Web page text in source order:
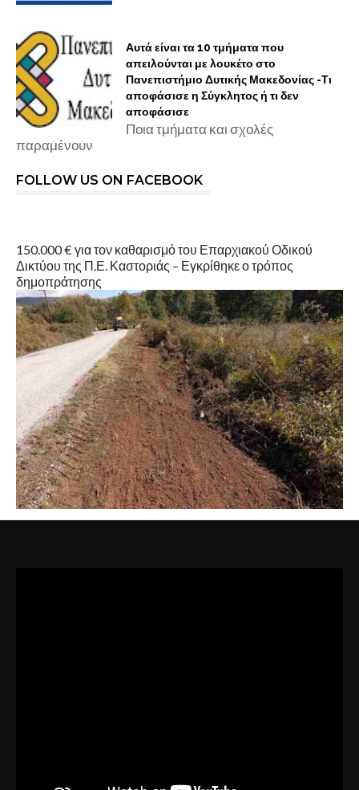
Αυτά είναι τα 10 τμήματα που
απειλούνται με λουκέτο στο
Πανεπιστήμιο Δυτικής Μακεδονίας -Τι
αποφάσισε η Σύγκλητος ή τι δεν
αποφάσισε
Ποια τμήματα και σχολές
παραμένουν
FOLLOW US ON FACEBOOK
150.000 € για τον καθαρισμό του Επαρχιακού Οδικού
Δικτύου της Π.Ε. Καστοριάς – Εγκρίθηκε ο τρόπος
δημοπράτησης